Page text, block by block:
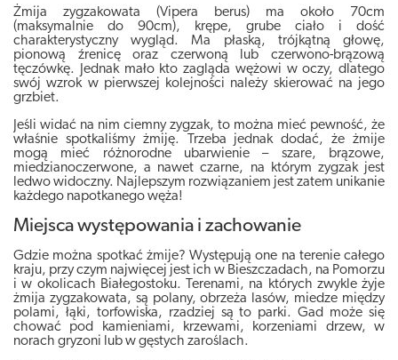
Żmija zygzakowata (Vipera berus) ma około 70cm
(maksymalnie do 90cm), krępe, grube ciało i dość
charakterystyczny wygląd. Ma płaską, trójkątną głowę,
pionową źrenicę oraz czerwoną lub czerwono-brązową
tęczówkę. Jednak mało kto zagląda wężowi w oczy, dlatego
swój wzrok w pierwszej kolejności należy skierować na jego
grzbiet.
Jeśli widać na nim ciemny zygzak, to można mieć pewność, że
właśnie spotkaliśmy żmiję. Trzeba jednak dodać, że żmije
mogą mieć różnorodne ubarwienie – szare, brązowe,
miedzianoczerwone, a nawet czarne, na którym zygzak jest
ledwo widoczny. Najlepszym rozwiązaniem jest zatem unikanie
każdego napotkanego węża!
Miejsca występowania i zachowanie
Gdzie można spotkać żmije? Występują one na terenie całego
kraju, przy czym najwięcej jest ich w Bieszczadach, na Pomorzu
i w okolicach Białegostoku. Terenami, na których zwykle żyje
żmija zygzakowata, są polany, obrzeża lasów, miedze między
polami, łąki, torfowiska, rzadziej są to parki. Gad może się
chować pod kamieniami, krzewami, korzeniami drzew, w
norach gryzoni lub w gęstych zaroślach.